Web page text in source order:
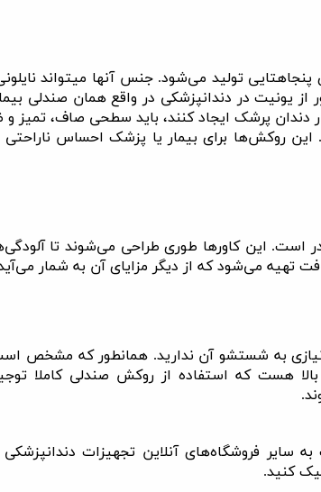
تولید می‌شود. جنس آن­ها می­تواند
از یونیت در دندانپزشکی در واقع همان صندلی
دندان پرشک ایجاد کنند، باید سطحی صاف،
روکش‌ها برای بیمار یا پزشک احساس
است. این کاور‌ها طوری طراحی می‌شوند تا
تهیه می‌شود که از دیگر مزایای آن به شمار
به شستشو آن ندارید. همانطور که مشخص
هست که استفاده از روکش صندلی کاملا
.
فروشگاه‌های آنلاین تجهیزات
کنید.